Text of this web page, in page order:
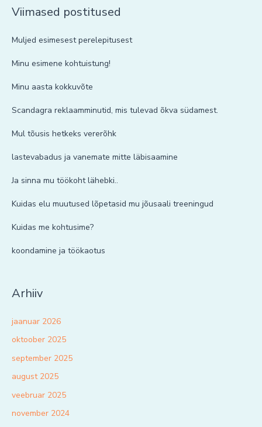
Viimased postitused
Muljed esimesest perelepitusest
Minu esimene kohtuistung!
Minu aasta kokkuvõte
Scandagra reklaamminutid, mis tulevad õkva südamest.
Mul tõusis hetkeks vererõhk
lastevabadus ja vanemate mitte läbisaamine
Ja sinna mu töökoht lähebki..
Kuidas elu muutused lõpetasid mu jõusaali treeningud
Kuidas me kohtusime?
koondamine ja töökaotus
Arhiiv
jaanuar 2026
oktoober 2025
september 2025
august 2025
veebruar 2025
november 2024